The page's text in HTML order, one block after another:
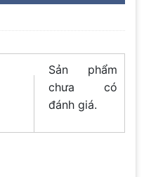
Sản phẩm
chưa có
đánh giá.